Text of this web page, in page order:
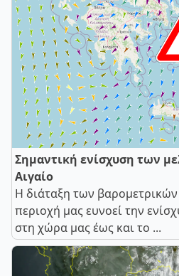
Σημαντική ενίσχυση των
Αιγαίο
Η διάταξη των
περιοχή μας ευνοεί την
στη χώρα μας έως και το ...